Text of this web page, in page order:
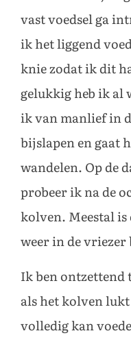
vast voedsel ga
ik het liggend
knie zodat ik dit
gelukkig heb ik al
ik van manlief in
bijslapen en gaat
wandelen. Op de
probeer ik na de
kolven. Meestal is
weer in de
Ik ben ontzettend
als het kolven
volledig kan